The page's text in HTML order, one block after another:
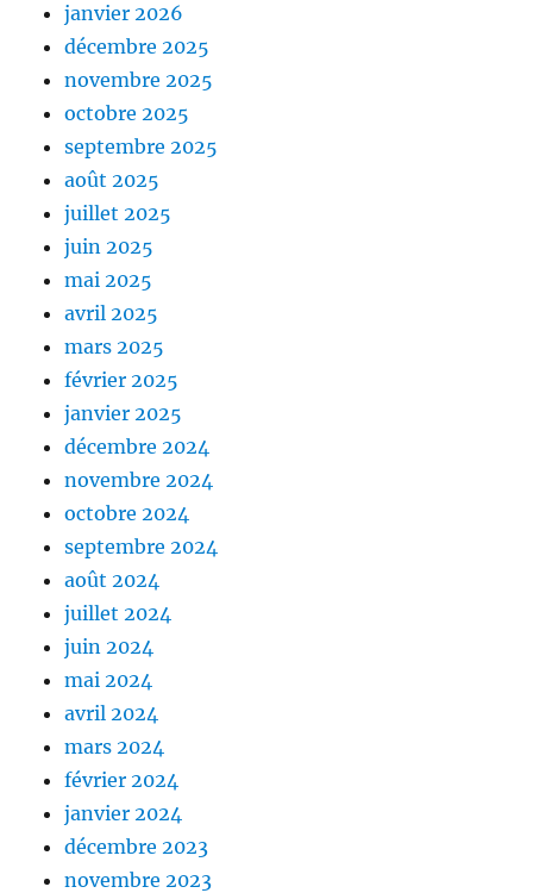
janvier 2026
décembre 2025
novembre 2025
octobre 2025
septembre 2025
août 2025
juillet 2025
juin 2025
mai 2025
avril 2025
mars 2025
février 2025
janvier 2025
décembre 2024
novembre 2024
octobre 2024
septembre 2024
août 2024
juillet 2024
juin 2024
mai 2024
avril 2024
mars 2024
février 2024
janvier 2024
décembre 2023
novembre 2023